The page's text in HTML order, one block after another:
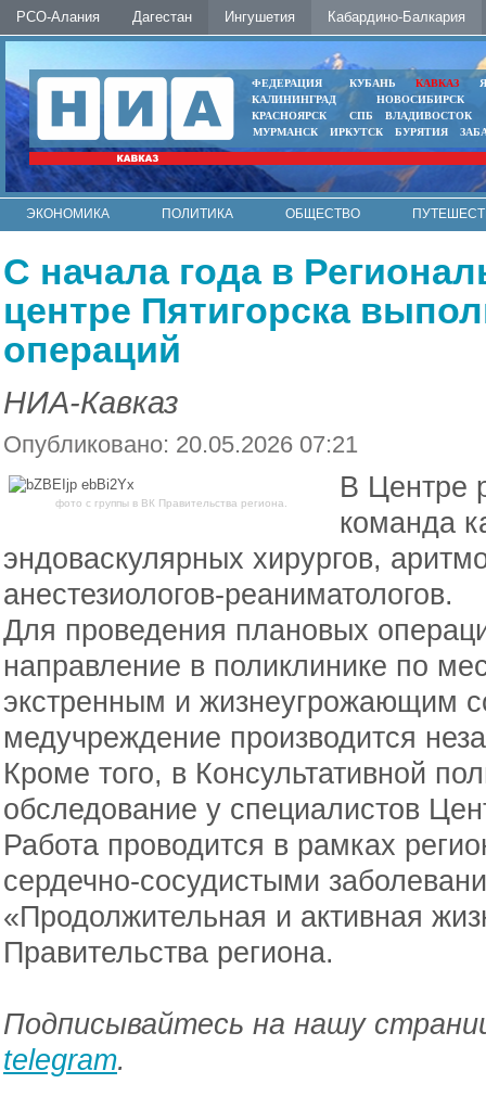
РСО-Алания Дагестан Ингушетия Кабардино-Балкария
ФЕДЕРАЦИЯ КУБАНЬ КАВКАЗ
КАЛИНИНГРАД
НОВОСИБИРСК
КРАСНОЯРСК
СПБ
ВЛАДИВОСТОК
МУРМАНСК
ИРКУТСК БУРЯТИЯ
ЭКОНОМИКА ПОЛИТИКА ОБЩЕСТВО
С начала года в
центре Пятигорска
операций
НИА-Кавказ
Опубликовано: 20.05.2026 07:21
фото с группы в ВК Правительства региона.
В Центре
команда
эндоваскулярных хирургов,
анестезиологов-реаниматологов.
Для проведения плановых
направление в поликлинике по
экстренным и жизнеугрожающим
медучреждение производится
Кроме того, в Консультативной
обследование у специалистов
Работа проводится в рамках
сердечно-сосудистыми
«Продолжительная и активная
Правительства региона.
Подписывайтесь на нашу
telegram.